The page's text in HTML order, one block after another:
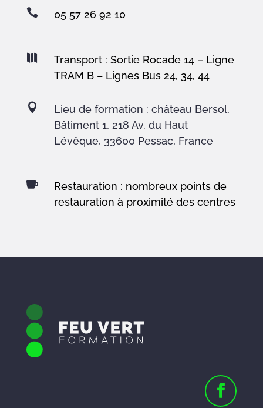
 05 57 26 92 10

Transport : Sortie Rocade 14 – Ligne
TRAM B – Lignes Bus 24, 34, 44

Lieu de formation : château Bersol,
Bâtiment 1, 218 Av. du Haut
Lévêque, 33600 Pessac, France

Restauration : nombreux points de
restauration à proximité des centres